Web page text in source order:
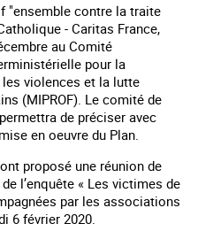
"ensemble contre la traite
- Caritas France,
au Comité
pour la
violences et la lutte
(MIPROF). Le comité de
de préciser avec
en oeuvre du Plan.
proposé une réunion de
l’enquête « Les victimes de
par les associations
6 février 2020.